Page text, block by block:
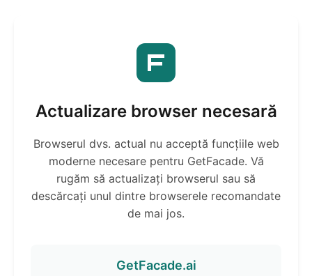
Actualizare browser necesară
Browserul dvs. actual nu acceptă funcțiile web
moderne necesare pentru GetFacade. Vă
rugăm să actualizați browserul sau să
descărcați unul dintre browserele recomandate
de mai jos.
GetFacade.ai